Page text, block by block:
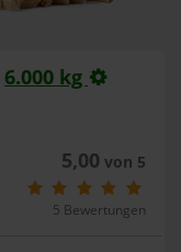
6.000 kg
5,00 von 5
5 Bewertungen